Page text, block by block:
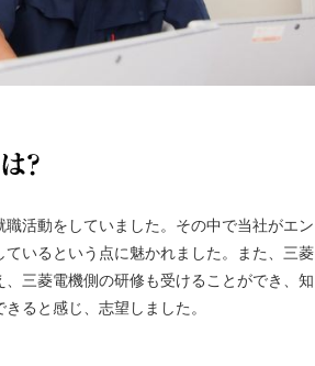
活動をしていました。その中で当社がエン
いるという点に魅かれました。また、三菱
三菱電機側の研修も受けることができ、知
ると感じ、志望しました。